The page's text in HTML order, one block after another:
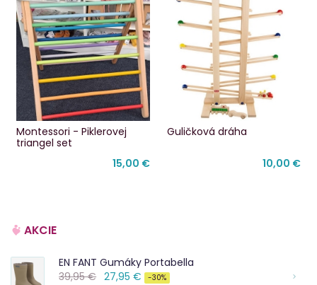
Montessori - Piklerovej
triangel set
15,00 €
Guličková dráha
10,00 €
AKCIE
EN FANT Gumáky Portabella
39,95 € 27,95 € -30%